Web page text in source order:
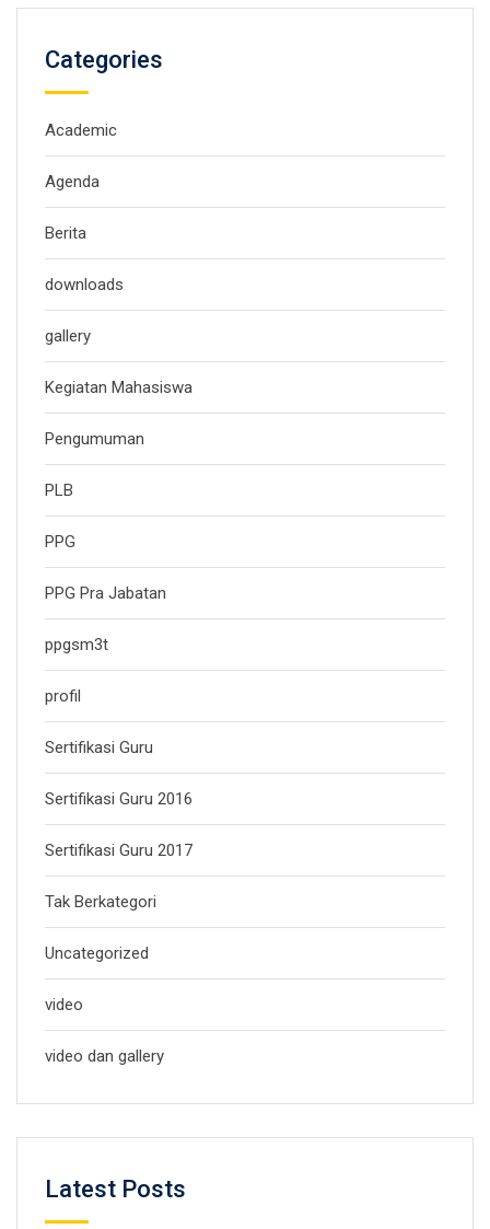
Categories
Academic
Agenda
Berita
downloads
gallery
Kegiatan Mahasiswa
Pengumuman
PLB
PPG
PPG Pra Jabatan
ppgsm3t
profil
Sertifikasi Guru
Sertifikasi Guru 2016
Sertifikasi Guru 2017
Tak Berkategori
Uncategorized
video
video dan gallery
Latest Posts